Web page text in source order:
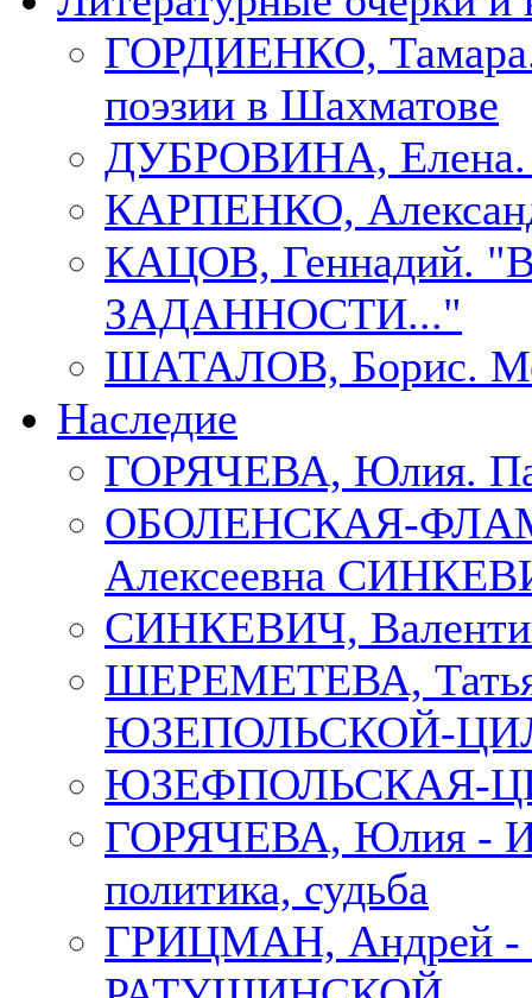
ГОРДИЕНКО, Тамара.
поэзии в Шахматове
ДУБРОВИНА,
КАРПЕНКО,
КАЦОВ, Геннадий.
ЗАДАННОСТИ..."
ШАТАЛОВ, Борис.
Наследие
ГОРЯЧЕВА, Юлия.
ОБОЛЕНСКАЯ-ФЛАМ,
Алексеевна
СИНКЕВИЧ,
ШЕРЕМЕТЕВА,
ЮЗЕПОЛЬСКОЙ-
ЮЗЕФПОЛЬСКАЯ-
ГОРЯЧЕВА, Юлия -
политика, судьба
ГРИЦМАН,